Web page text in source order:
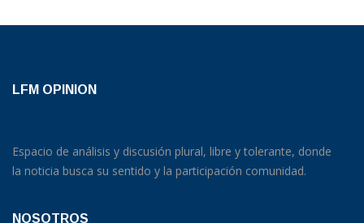
LFM OPINION
Espacio de análisis y discusión plural, libre y tolerante, donde
la noticia busca su sentido y la participación comunidad.
NOSOTROS